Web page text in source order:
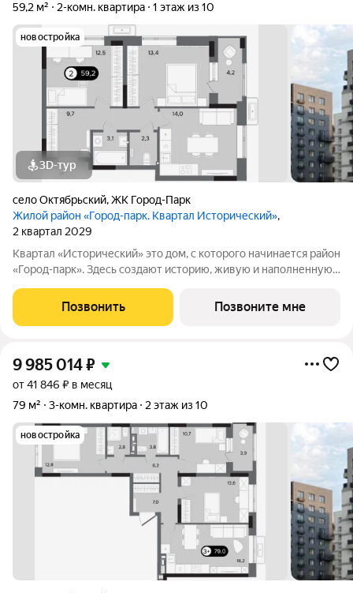
59,2 м²
2-комн. квартира 1 этаж из 10
новостройка
3D-тур
село Октябрьский,ЖК Город-Парк
Жилой район «Город-парк. Квартал Исторический»,
2 квартал 2029
Квартал «Исторический» это дом, с которого начинается район
«Город-парк». Здесь создают историю, живую и наполненную
от семи до десяти этажей и двух десятиэтажных башен,
выходящих на
Позвонить Позвоните мне
9 985 014₽
от 41 846 ₽ в месяц
79 м²
3-комн. квартира 2 этаж из 10
новостройка